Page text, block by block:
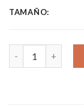
TAMAÑO: